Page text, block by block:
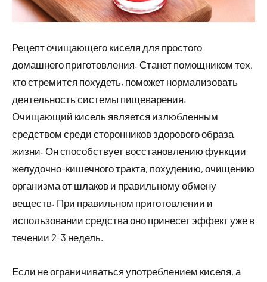
Рецепт очищающего киселя для простого
домашнего приготовления. Станет помощником тех,
кто стремится похудеть, поможет нормализовать
деятельность системы пищеварения.
Очищающий кисель является излюбленным
средством среди сторонников здорового образа
жизни. Он способствует восстановлению функции
желудочно-кишечного тракта, похудению, очищению
организма от шлаков и правильному обмену
веществ. При правильном приготовлении и
использовании средства оно принесет эффект уже в
течении 2-3 недель.
Если не ограничиваться употреблением киселя, а